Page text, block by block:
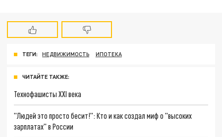
ТЕГИ: НЕДВИЖИМОСТЬ ИПОТЕКА
ЧИТАЙТЕ ТАКЖЕ:
Технофашисты XXI века
"Людей это просто бесит!": Кто и как создал миф о "высоких
зарплатах" в России